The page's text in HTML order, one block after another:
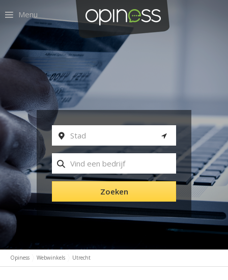
Menu
Zoeken
Opiness Webwinkels Utrecht